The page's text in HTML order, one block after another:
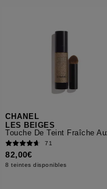
CHANEL
LES BEIGES
71
82,00€
8 teintes disponibles